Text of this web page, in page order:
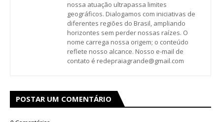
nossa atuação ultrapassa limites
geográficos. Dialogamos com iniciativas de
diferentes regiões do Brasil, ampliando
horizontes sem perder nossas raízes. O
nome carrega nossa origem; o conteúdo
reflete nosso alcance. Nosso e-mail de
contato é redepraiagrande@gmail.com
POSTAR UM COMENTÁRIO